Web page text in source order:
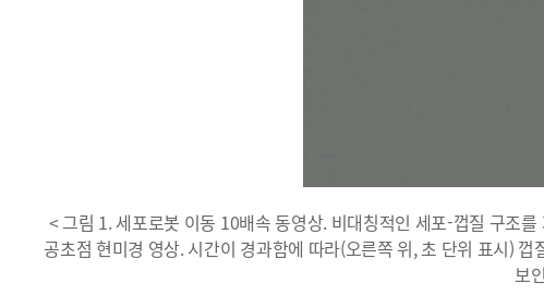
< 그림 1. 세포로봇 이동 10배속 동영상. 비대칭적인 세포-껍질 구조
공초점 현미경 영상. 시간이 경과함에 따라(오른쪽 위, 초 단위 표시)
보